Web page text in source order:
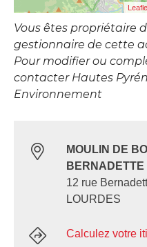
Vous êtes propriétaire
gestionnaire de cette
Pour modifier ou
contacter Hautes
Environnement
MOULIN DE
BERNADETTE
12 rue
LOURDES
Calculez votre